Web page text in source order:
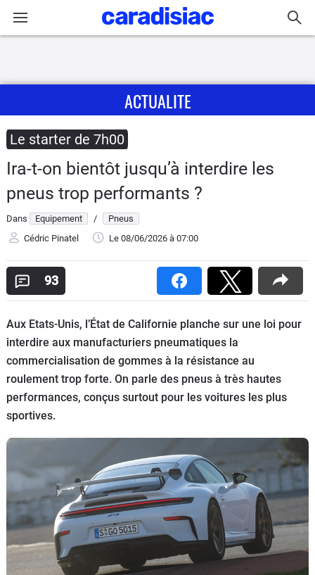
Actu
Essais
d'achat
Electriques
Utilitaires
Flottes
Auto
Services
Forum
Marques
ACTUALITE
Le starter de 7h00
Ira-t-on bientôt jusqu’à interdire les
pneus trop performants ?
Dans Equipement /
Pneus
Cédric Pinatel
Le 08/06/2026 à 07:00
93
Aux Etats-Unis, l’État de Californie planche sur une loi pour
interdire aux manufacturiers pneumatiques la
commercialisation de gommes à la résistance au
roulement trop forte. On parle des pneus à très hautes
performances, conçus surtout pour les voitures les plus
sportives.